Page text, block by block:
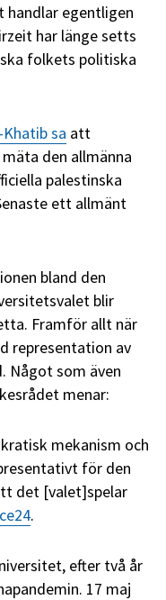
handlar egentligen
har länge setts
folkets politiska
Khatib sa att
den allmänna
palestinska
ett allmänt
bland den
blir
Framför allt när
representation av
Något som även
menar:
mekanism och
för den
det [valet]spelar
.
efter två år
17 maj